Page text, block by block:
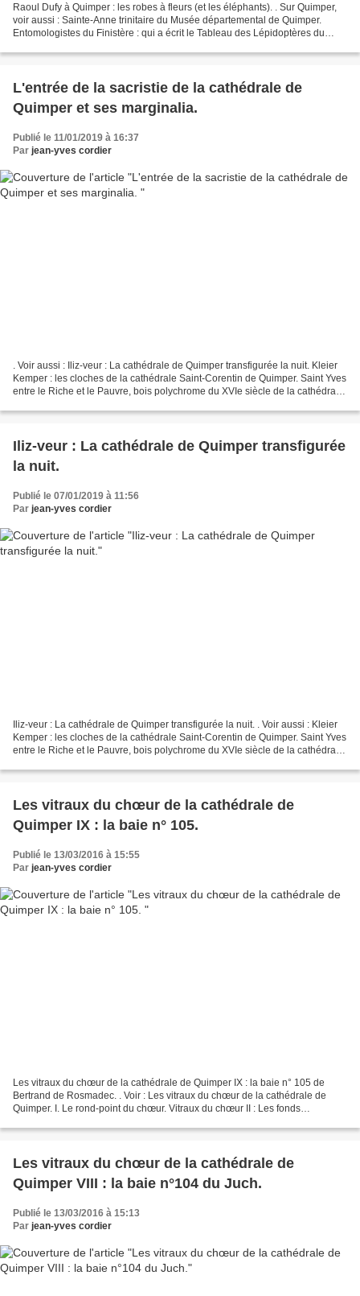
Raoul Dufy à Quimper : les robes à fleurs (et les éléphants). . Sur Quimper,
voir aussi : Sainte-Anne trinitaire du Musée départemental de Quimper.
Entomologistes du Finistère : qui a écrit le Tableau des Lépidoptères du
L'entrée de la sacristie de la cathédrale de
Quimper et ses marginalia.
Publié le 11/01/2019 à 16:37
Par jean-yves cordier
. Voir aussi : Iliz-veur : La cathédrale de Quimper transfigurée la nuit. Kleier
Kemper : les cloches de la cathédrale Saint-Corentin de Quimper. Saint Yves
entre le Riche et le Pauvre, bois polychrome du XVIe siècle de la cathédrale
Iliz-veur : La cathédrale de Quimper transfigurée
la nuit.
Publié le 07/01/2019 à 11:56
Par jean-yves cordier
Iliz-veur : La cathédrale de Quimper transfigurée la nuit. . Voir aussi : Kleier
Kemper : les cloches de la cathédrale Saint-Corentin de Quimper. Saint Yves
entre le Riche et le Pauvre, bois polychrome du XVIe siècle de la cathédrale
Les vitraux du chœur de la cathédrale de
Quimper IX : la baie n° 105.
Publié le 13/03/2016 à 15:55
Par jean-yves cordier
Les vitraux du chœur de la cathédrale de Quimper IX : la baie n° 105 de
Bertrand de Rosmadec. . Voir : Les vitraux du chœur de la cathédrale de
Quimper. I. Le rond-point du chœur. Vitraux du chœur II : Les fonds
Les vitraux du chœur de la cathédrale de
Quimper VIII : la baie n°104 du Juch.
Publié le 13/03/2016 à 15:13
Par jean-yves cordier